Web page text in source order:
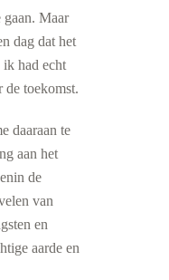
gaan. Maar
dag dat het
ik had echt
de toekomst.
daaraan te
aan het
de
van
en
aarde en